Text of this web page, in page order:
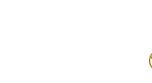
e o Mund